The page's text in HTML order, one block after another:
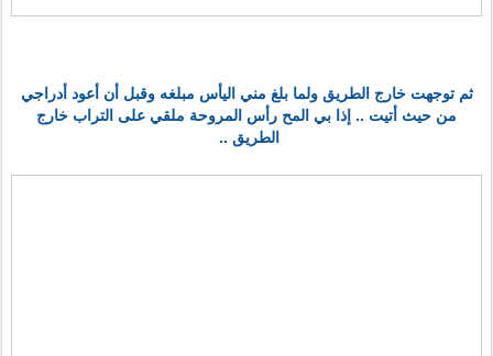
ثم توجهت خارج الطريق ولما بلغ مني اليأس مبلغه وقبل أن أعود أدراجي
من حيث أتيت .. إذا بي المح رأس المروحة ملقي على التراب خارج
الطريق ..